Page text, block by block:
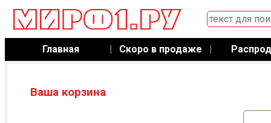
Главная | Скоро в продаже |
Ваша корзина